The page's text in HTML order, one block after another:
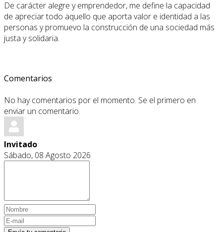
De carácter alegre y emprendedor, me define la capacidad
de apreciar todo aquello que aporta valor e identidad a las
personas y promuevo la construcción de una sociedad más
justa y solidaria.
Comentarios
No hay comentarios por el momento. Se el primero en
enviar un comentario.
Invitado
Sábado, 08 Agosto 2026